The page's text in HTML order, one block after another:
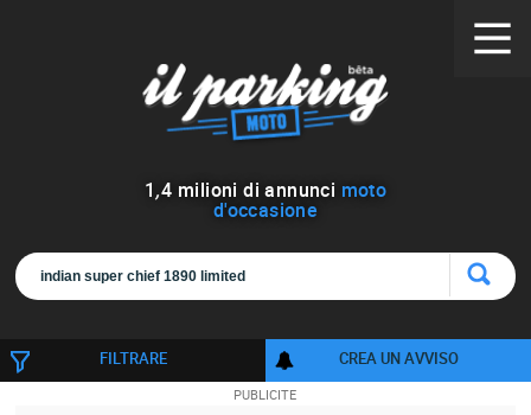
1,4 milioni di annunci moto
d'occasione
FILTRARE CREA UN AVVISO